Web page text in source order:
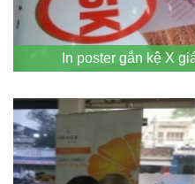
In poster gắn kệ X